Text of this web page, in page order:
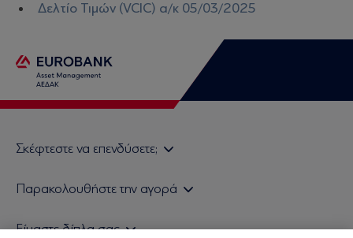
Δελτίο Τιμών (VCIC) α/κ 05/03/2025
Σκέφτεστε να επενδύσετε;
Τιμολογιακή Πολιτική
Παρακολουθήστε την αγορά
Είμαστε δίπλα σας